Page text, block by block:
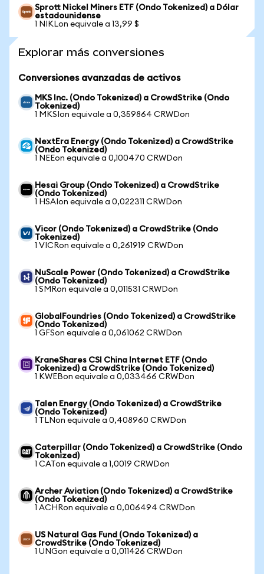
Sprott Nickel Miners ETF (Ondo Tokenized) a Dólar
estadounidense
1 NIKLon equivale a 13,99 $
Explorar más conversiones
Conversiones avanzadas de activos
MKS Inc. (Ondo Tokenized) a CrowdStrike (Ondo
Tokenized)
1 MKSIon equivale a 0,359864 CRWDon
NextEra Energy (Ondo Tokenized) a CrowdStrike
(Ondo Tokenized)
1 NEEon equivale a 0,100470 CRWDon
Hesai Group (Ondo Tokenized) a CrowdStrike
(Ondo Tokenized)
1 HSAIon equivale a 0,022311 CRWDon
Vicor (Ondo Tokenized) a CrowdStrike (Ondo
Tokenized)
1 VICRon equivale a 0,261919 CRWDon
NuScale Power (Ondo Tokenized) a CrowdStrike
(Ondo Tokenized)
1 SMRon equivale a 0,011531 CRWDon
GlobalFoundries (Ondo Tokenized) a CrowdStrike
(Ondo Tokenized)
1 GFSon equivale a 0,061062 CRWDon
KraneShares CSI China Internet ETF (Ondo
Tokenized) a CrowdStrike (Ondo Tokenized)
1 KWEBon equivale a 0,033466 CRWDon
Talen Energy (Ondo Tokenized) a CrowdStrike
(Ondo Tokenized)
1 TLNon equivale a 0,408960 CRWDon
Caterpillar (Ondo Tokenized) a CrowdStrike (Ondo
Tokenized)
1 CATon equivale a 1,0019 CRWDon
Archer Aviation (Ondo Tokenized) a CrowdStrike
(Ondo Tokenized)
1 ACHRon equivale a 0,006494 CRWDon
US Natural Gas Fund (Ondo Tokenized) a
CrowdStrike (Ondo Tokenized)
1 UNGon equivale a 0,011426 CRWDon